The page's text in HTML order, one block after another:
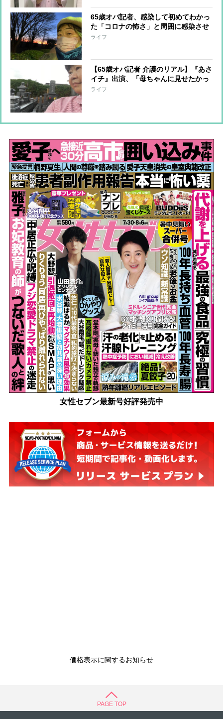
65歳オバ記者、感染して初めてわかっ
た「コロナの怖さ」と周囲に感染させ
てしまった自責の念
ライフ
【65歳オバ記者 介護のリアル】『あさ
イチ』出演、「母ちゃんに見せたかっ
たか？」と聞かれて思い出した介護中
ライフ
女性セブン最新号好評発売中
価格表示に関するお知らせ
PAGE TOP